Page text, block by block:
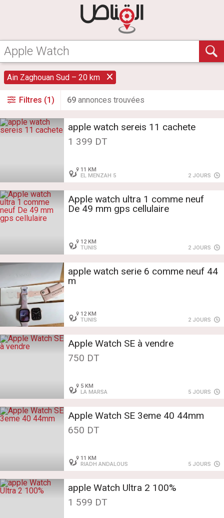
Ain Zaghouan Sud – 20 km
Filtres (1) 69 annonces trouvées
apple watch sereis 11 cachete
1 399 DT
11 KM
EL MENZAH 5
2 JOURS
Apple watch ultra 1 comme neuf
De 49 mm gps cellulaire
12 KM
TUNIS
2 JOURS
apple watch serie 6 comme neuf 44
m
12 KM
TUNIS
2 JOURS
Apple Watch SE à vendre
750 DT
5 KM
LA MARSA
5 JOURS
Apple Watch SE 3eme 40 44mm
650 DT
11 KM
RIADH ANDALOUS
5 JOURS
apple Watch Ultra 2 100%
1 599 DT